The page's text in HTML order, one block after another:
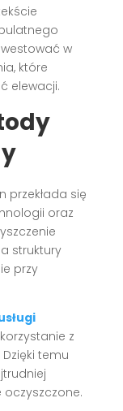
w
które
elewacji.
przekłada się
oraz
struktury
przy
z
temu